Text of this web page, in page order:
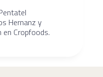
Hernanz y
en Cropfoods.